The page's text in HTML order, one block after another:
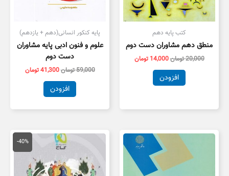
کتب پایه دهم
منطق دهم مشاوران دست دوم
20,000تومان14,000 تومان
افزودن
پایه کنکور انسانی(دهم + یازدهم)
علوم و فنون ادبی پایه مشاوران
دست دوم
59,000تومان41,300تومان
افزودن
-40%
قیمت
اصلی
79,000 تومان
بود.
قیمت
فعلی